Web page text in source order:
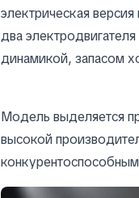
электрическая версия
два
динамикой, запасом
Модель выделяется
высокой